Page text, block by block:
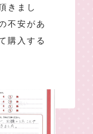
きまし
不安があ
購入する